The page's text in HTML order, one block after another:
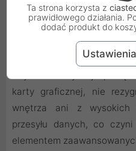
inżyniera. Dzięki
kabel charakteryzuje
pozwala na precyzyjne
nawet w najbardziej
karty graficznej, nie
wnętrza ani z wysokich
przesyłu danych, co
elementem
Ta strona korzysta z
prawidłowego działania.
dodać produkt do
Ustawienia